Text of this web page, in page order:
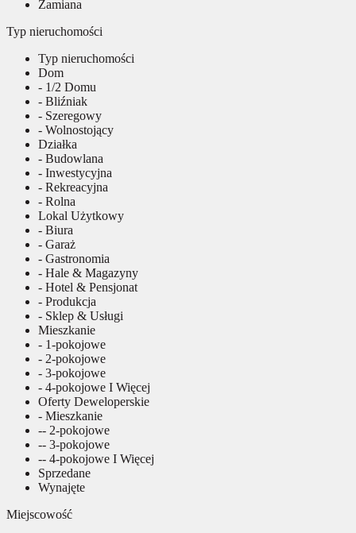
Zamiana
Typ nieruchomości
Typ nieruchomości
Dom
- 1/2 Domu
- Bliźniak
- Szeregowy
- Wolnostojący
Działka
- Budowlana
- Inwestycyjna
- Rekreacyjna
- Rolna
Lokal Użytkowy
- Biura
- Garaż
- Gastronomia
- Hale & Magazyny
- Hotel & Pensjonat
- Produkcja
- Sklep & Usługi
Mieszkanie
- 1-pokojowe
- 2-pokojowe
- 3-pokojowe
- 4-pokojowe I Więcej
Oferty Deweloperskie
- Mieszkanie
-- 2-pokojowe
-- 3-pokojowe
-- 4-pokojowe I Więcej
Sprzedane
Wynajęte
Miejscowość